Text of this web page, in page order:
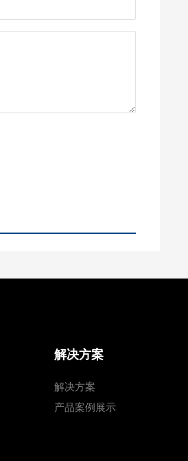
解决方案
解决方案
产品案例展示